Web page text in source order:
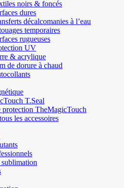
noirs & foncés
dures
décalcomanies à l’eau
temporaires
rugueuses
UV
& acrylique
de dorure à chaud
T.Seal
protection TheMagicTouch
les accessoires